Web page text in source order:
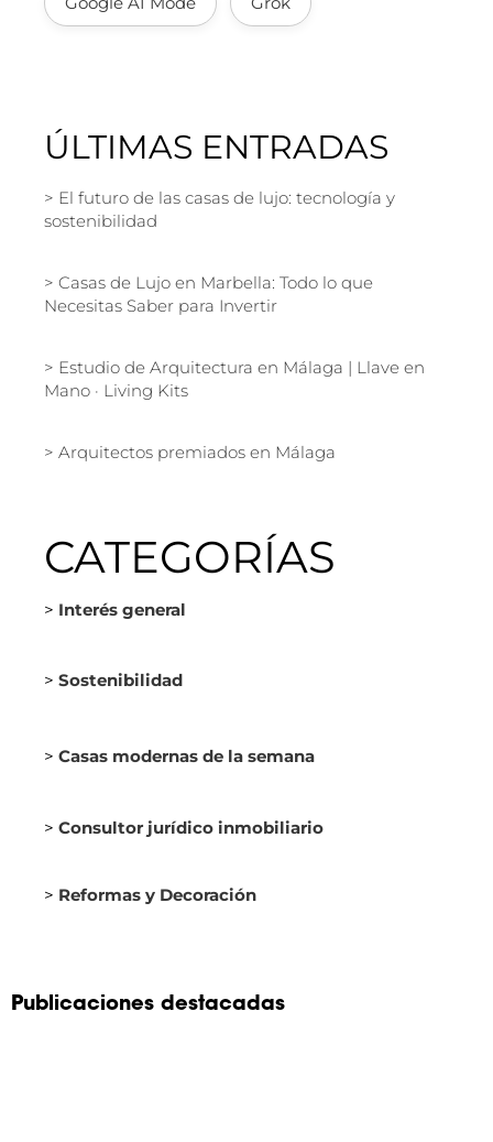
ÚLTIMAS ENTRADAS
El futuro de las casas de lujo: tecnología y
sostenibilidad
Casas de Lujo en Marbella: Todo lo que
Necesitas Saber para Invertir
Estudio de Arquitectura en Málaga | Llave en
Mano · Living Kits
Arquitectos premiados en Málaga
CATEGORÍAS
> Interés general
> Sostenibilidad
> Casas modernas de la semana
> Consultor jurídico inmobiliario
> Reformas y Decoración
Publicaciones destacadas